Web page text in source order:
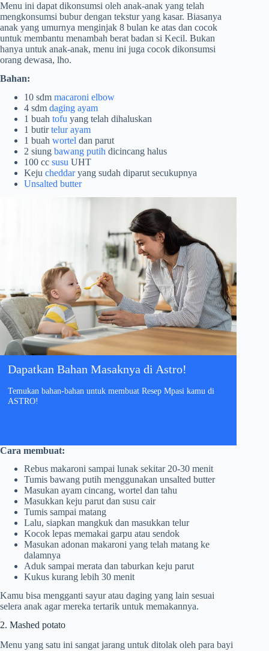
Menu ini dapat dikonsumsi oleh anak-anak yang telah
mengkonsumsi bubur dengan tekstur yang kasar. Biasanya
anak yang umurnya menginjak 8 bulan ke atas dan cocok
untuk membantu menambah berat badan si Kecil. Bukan
hanya untuk anak-anak, menu ini juga cocok dikonsumsi
orang dewasa, lho.
Bahan:
10 sdm macaroni elbow
4 sdm daging ayam
1 buah tofu yang telah dihaluskan
1 butirtelur ayam
1 buah wortel dan parut
2 siung bawang putih dicincang halus
100 cc susu UHT
Keju cheddaryang sudah diparut secukupnya
Unsalted butter
Dapatkan Bahan Masaknya di Astro!
Temukan bahan-bahan untuk membuat Resep Mpasi kamu di
ASTRO!
Cara membuat:
Rebus makaroni sampai lunak sekitar 20-30 menit
Tumis bawang putih menggunakan unsalted butter
Masukan ayam cincang, wortel dan tahu
Masukkan keju parut dan susu cair
Tumis sampai matang
Lalu, siapkan mangkuk dan masukkan telur
Kocok lepas memakai garpu atau sendok
Masukan adonan makaroni yang telah matang ke
dalamnya
Aduk sampai merata dan taburkan keju parut
Kukus kurang lebih 30 menit
Kamu bisa mengganti sayur atau daging yang lain sesuai
selera anak agar mereka tertarik untuk memakannya.
2. Mashed potato
Menu yang satu ini sangat jarang untuk ditolak oleh para bayi